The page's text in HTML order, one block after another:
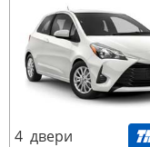
4 двери